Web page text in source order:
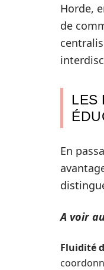
Horde,
de
LES
En
A voir
Fluidité